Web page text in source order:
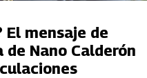
El mensaje de
Nano Calderón